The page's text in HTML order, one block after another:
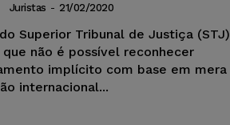
Juristas - 21/02/2020
Superior Tribunal de Justiça (STJ)
não é possível reconhecer
implícito com base em mera
internacional...